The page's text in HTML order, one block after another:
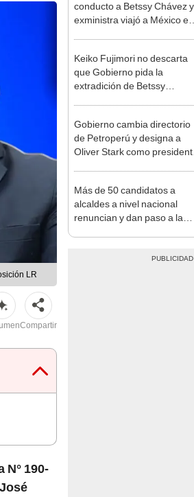
LR
Compartir
N° 190-
conducto a Betssy Chávez y
exministra viajó a México en
Keiko Fujimori no descarta
que Gobierno pida la
extradición de Betssy
Gobierno cambia directorio
de Petroperú y designa a
Oliver Stark como presidente
Más de 50 candidatos a
alcaldes a nivel nacional
renuncian y dan paso a la